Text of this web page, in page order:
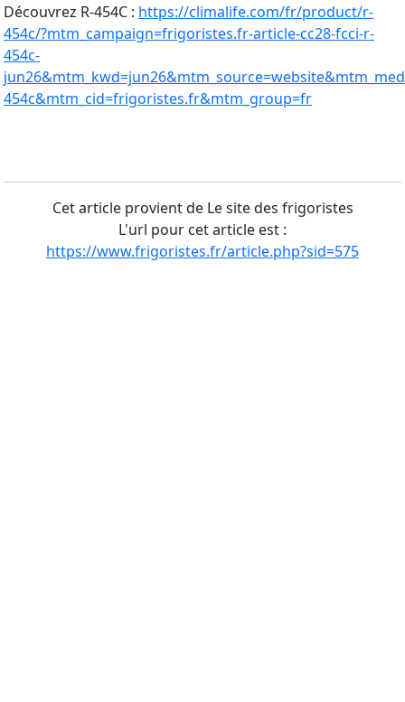
Découvrez R-454C : https://climalife.com/fr/product/r-
454c/?mtm_campaign=frigoristes.fr-article-cc28-fcci-r-
454c-
454c&mtm_cid=frigoristes.fr&mtm_group=fr
Cet article provient de Le site des frigoristes
L'url pour cet article est :
https://www.frigoristes.fr/article.php?sid=575